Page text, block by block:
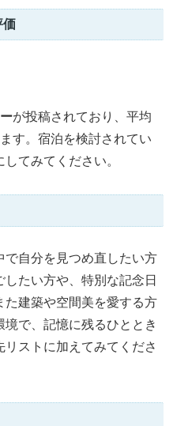
価
が投稿されており、平均
す。宿泊を検討されてい
てみてください。
で自分を見つめ直したい方
たい方や、特別な記念日
た建築や空間美を愛する方
で、記憶に残るひととき
ストに加えてみてくださ